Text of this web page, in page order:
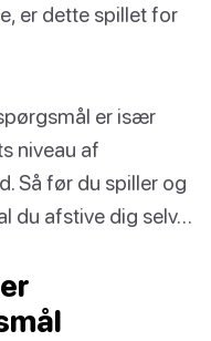
er dette spillet for
er især
niveau af
Så før du spiller og
du afstive dig selv…